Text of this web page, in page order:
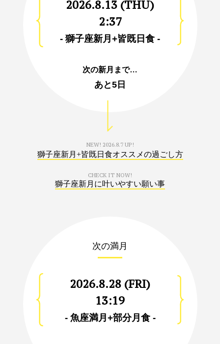
2026.8.13 (THU)
2:37
- 獅子座新月+皆既日食 -
次の新月まで…
あと5日
NEW! 2026.8.7 UP!
獅子座新月+皆既日食オススメの過ごし方
CHECK IT NOW!
獅子座新月に叶いやすい願い事
次の満月
2026.8.28 (FRI)
13:19
- 魚座満月+部分月食 -